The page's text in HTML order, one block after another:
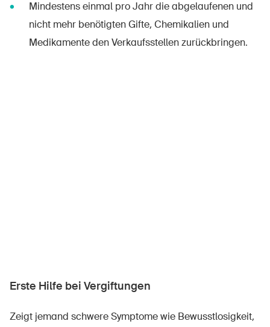
Mindestens einmal pro Jahr die abgelaufenen und
nicht mehr benötigten Gifte, Chemikalien und
Medikamente den Verkaufsstellen zurückbringen.
Erste Hilfe bei Vergiftungen
Zeigt jemand schwere Symptome wie Bewusstlosigkeit,